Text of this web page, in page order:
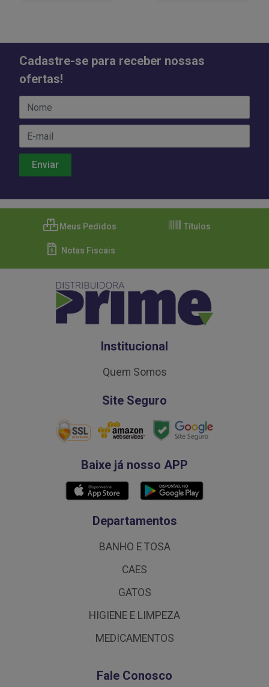
Cadastre-se para receber nossas
ofertas!
Meus Pedidos Títulos
Notas Fiscais
Institucional
Quem Somos
Site Seguro
Baixe já nosso APP
Departamentos
BANHO E TOSA
CAES
GATOS
HIGIENE E LIMPEZA
MEDICAMENTOS
Fale Conosco